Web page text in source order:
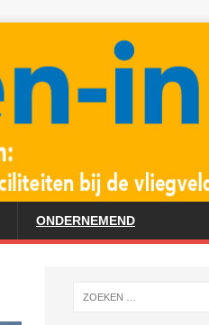
ONDERNEMEND